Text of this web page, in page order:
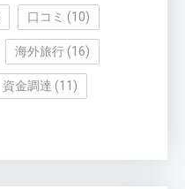
口コミ (10)
海外旅行 (16)
資金調達 (11)